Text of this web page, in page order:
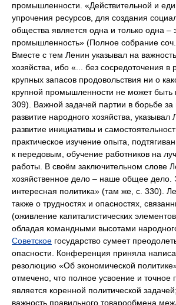
промышленности. «Действительной и
упрочения ресурсов, для создания
общества является одна и только одна ‒
промышленность» (Полное собрание
Вместе с тем Ленин указывал на
хозяйства, ибо «... без сосредоточения в
крупных запасов продовольствия ни о
крупной промышленности не может быть
309). Важной задачей партии в борьбе за
развитие народного хозяйства, указывал
развитие инициативы и
практическое изучение опыта,
к передовым, обучение работников на
работы. В своём заключительном слове
хозяйственное дело ‒ наше общее дело.
интересная политика» (там же, с. 330).
также о трудностях и опасностях,
(оживление капиталистических
обладая командными высотами народного
Советское государство сумеет
опасности. Конференция приняла
резолюцию «Об экономической
отмечено, что полное усвоение и точное
является коренной политической
важность правильного товарообмена